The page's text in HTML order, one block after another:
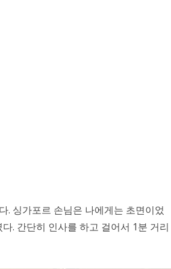
. 싱가포르 손님은 나에게는 초면이었
. 간단히 인사를 하고 걸어서 1분 거리